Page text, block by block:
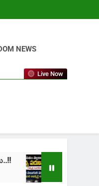
NEWS
Live Now
cinima: “నా
1 Month Ago